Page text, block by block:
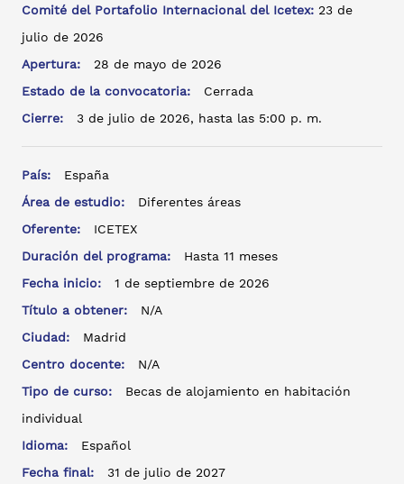
Comité del Portafolio Internacional del Icetex: 23 de
julio de 2026
Apertura:
28 de mayo de 2026
Estado de la convocatoria:
Cerrada
Cierre:
3 de julio de 2026, hasta las 5:00 p. m.
País:
España
Área de estudio:
Diferentes áreas
Oferente:
ICETEX
Duración del programa:
Hasta 11 meses
Fecha inicio:
1 de septiembre de 2026
Título a obtener:
N/A
Ciudad:
Madrid
Centro docente:
N/A
Tipo de curso:
Becas de alojamiento en habitación
individual
Idioma:
Español
Fecha final:
31 de julio de 2027